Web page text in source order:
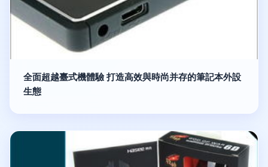
全面超越臺式機體驗 打造高效與時尚并存的筆記本外設
生態